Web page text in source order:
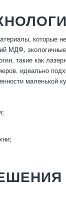
которые
МДФ,
такие как
идеально
маленькой